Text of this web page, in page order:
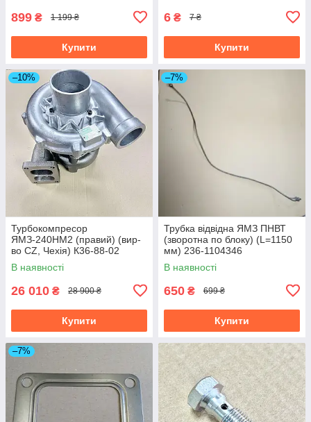
899 ₴ 1 199 ₴
Купити
6 ₴ 7 ₴
Купити
–10%
Турбокомпресор
ЯМЗ-240НМ2 (правий) (вир-
во CZ, Чехія) К36-88-02
В наявності
26 010 ₴ 28 900 ₴
Купити
–7%
Трубка відвідна ЯМЗ ПНВТ
(зворотна по блоку) (L=1150
мм) 236-1104346
В наявності
650 ₴ 699 ₴
Купити
–7%